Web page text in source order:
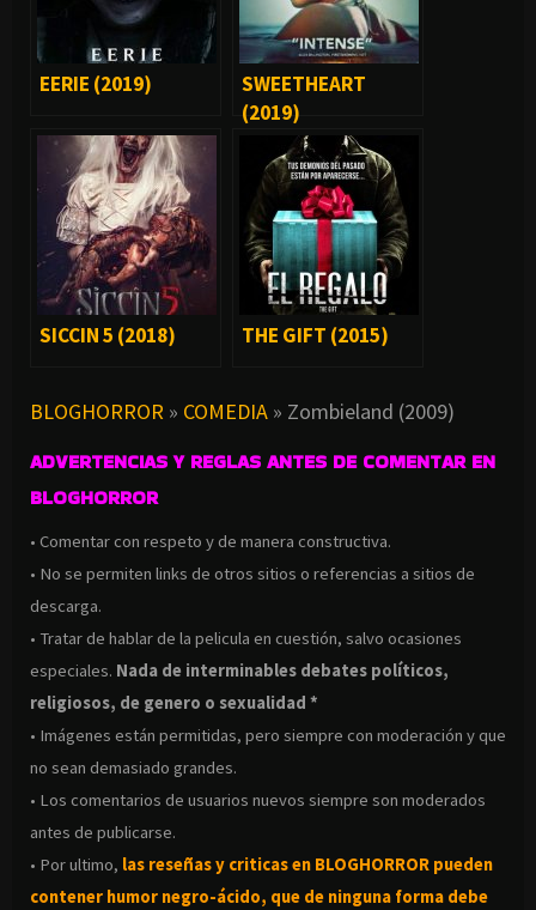
EERIE (2019)
SWEETHEART
(2019)
SICCIN 5 (2018) THE GIFT (2015)
BLOGHORROR » COMEDIA » Zombieland (2009)
ADVERTENCIAS Y REGLAS ANTES DE COMENTAR EN
BLOGHORROR
• Comentar con respeto y de manera constructiva.
• No se permiten links de otros sitios o referencias a sitios de
descarga.
• Tratar de hablar de la pelicula en cuestión, salvo ocasiones
especiales. Nada de interminables debates políticos,
religiosos, de genero o sexualidad *
• Imágenes están permitidas, pero siempre con moderación y que
no sean demasiado grandes.
• Los comentarios de usuarios nuevos siempre son moderados
antes de publicarse.
• Por ultimo, las reseñas y criticas en BLOGHORROR pueden
contener humor negro-ácido, que de ninguna forma debe